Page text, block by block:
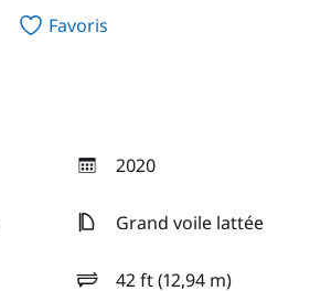
Favoris
2020
année
Grand voile lattée
42 ft (12,94 m)